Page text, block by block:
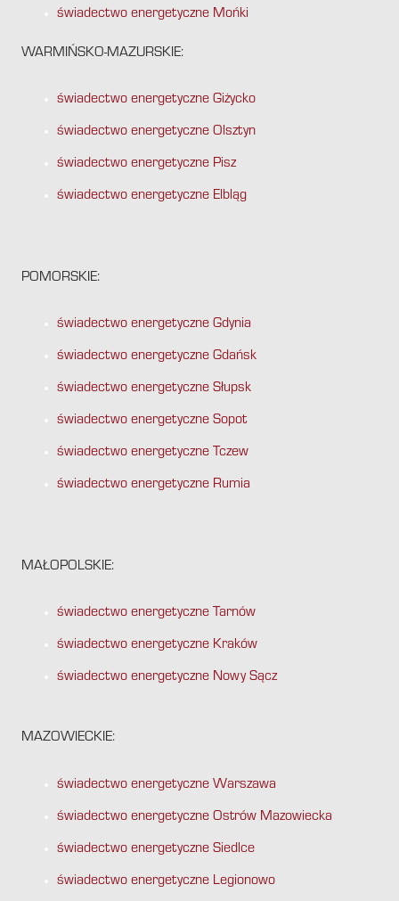
świadectwo energetyczne Mońki
WARMIŃSKO-MAZURSKIE:
świadectwo energetyczne Giżycko
świadectwo energetyczne Olsztyn
świadectwo energetyczne Pisz
świadectwo energetyczne Elbląg
POMORSKIE:
świadectwo energetyczne Gdynia
świadectwo energetyczne Gdańsk
świadectwo energetyczne Słupsk
świadectwo energetyczne Sopot
świadectwo energetyczne Tczew
świadectwo energetyczne Rumia
MAŁOPOLSKIE:
świadectwo energetyczne Tarnów
świadectwo energetyczne Kraków
świadectwo energetyczne Nowy Sącz
MAZOWIECKIE:
świadectwo energetyczne Warszawa
świadectwo energetyczne Ostrów Mazowiecka
świadectwo energetyczne Siedlce
świadectwo energetyczne Legionowo